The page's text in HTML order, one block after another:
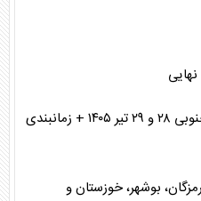
لغو امتحانات نهایی استان‌های جنوبی ۲۸ و ۲۹ تیر ۱۴۰۵ + زمانبندی
۲۸ و ۲۹ تیر در هرمزگان، بوشهر، خوزستان و